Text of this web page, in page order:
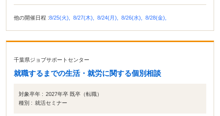
他の開催日程 :8/25(火), 8/27(木), 8/24(月), 8/26(水), 8/28(金),
千葉県ジョブサポートセンター
就職するまでの生活・就労に関する個別相談
対象卒年 : 2027年卒 既卒（転職）
種別 : 就活セミナー